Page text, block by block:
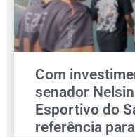
Com
senador
Esportivo do
referência